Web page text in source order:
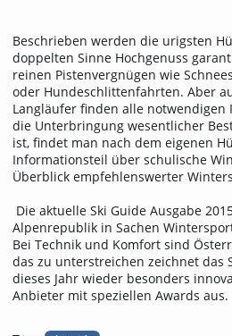
Beschrieben werden die urigsten
doppelten Sinne Hochgenuss
reinen Pistenvergnügen wie
oder Hundeschlittenfahrten. Aber
Langläufer finden alle notwendigen
die Unterbringung wesentlicher
ist, findet man nach dem eigenen
Informationsteil über schulische
Überblick empfehlenswerter
Die aktuelle Ski Guide Ausgabe
Alpenrepublik in Sachen
Bei Technik und Komfort sind
das zu unterstreichen zeichnet das
dieses Jahr wieder besonders
Anbieter mit speziellen Awards aus.